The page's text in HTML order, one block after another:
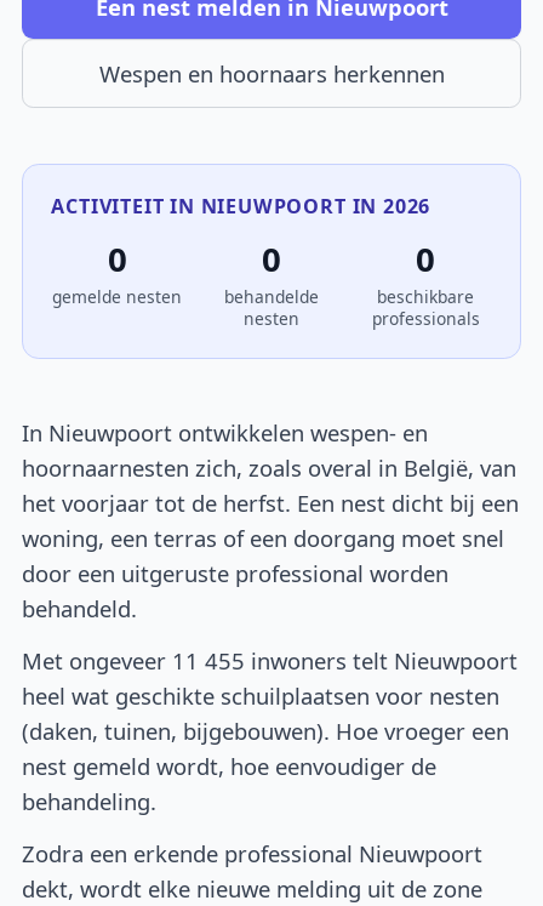
Een nest melden in Nieuwpoort
Wespen en hoornaars herkennen
ACTIVITEIT IN NIEUWPOORT IN 2026
0
gemelde nesten
0
behandelde
nesten
0
beschikbare
professionals
In Nieuwpoort ontwikkelen wespen- en
hoornaarnesten zich, zoals overal in België, van
het voorjaar tot de herfst. Een nest dicht bij een
woning, een terras of een doorgang moet snel
door een uitgeruste professional worden
behandeld.
Met ongeveer 11 455 inwoners telt Nieuwpoort
heel wat geschikte schuilplaatsen voor nesten
(daken, tuinen, bijgebouwen). Hoe vroeger een
nest gemeld wordt, hoe eenvoudiger de
behandeling.
Zodra een erkende professional Nieuwpoort
dekt, wordt elke nieuwe melding uit de zone